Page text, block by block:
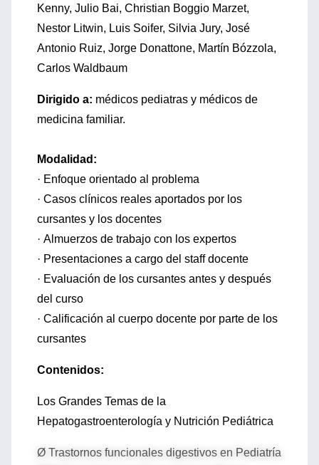
Kenny, Julio Bai, Christian Boggio Marzet,
Nestor Litwin, Luis Soifer, Silvia Jury, José
Antonio Ruiz, Jorge Donattone, Martín Bózzola,
Carlos Waldbaum
Dirigido a: médicos pediatras y médicos de
medicina familiar.
Modalidad:
· Enfoque orientado al problema
· Casos clínicos reales aportados por los
cursantes y los docentes
· Almuerzos de trabajo con los expertos
· Presentaciones a cargo del staff docente
· Evaluación de los cursantes antes y después
del curso
· Calificación al cuerpo docente por parte de los
cursantes
Contenidos:
Los Grandes Temas de la
Hepatogastroenterología y Nutrición Pediátrica
Ø Trastornos funcionales digestivos en Pediatría